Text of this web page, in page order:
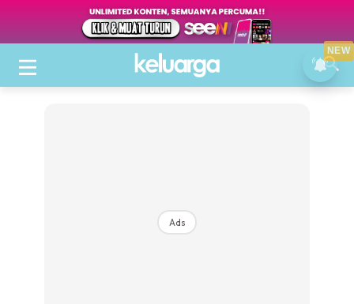
Ads
NEW